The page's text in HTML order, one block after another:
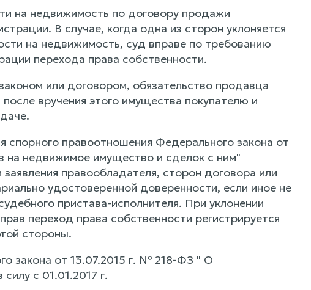
на недвижимость по договору продажи
В случае, когда одна из сторон уклоняется
на недвижимость, суд вправе по требованию
перехода права собственности.
или договором, обязательство продавца
вручения этого имущества покупателю и
спорного правоотношения Федерального закона от
на недвижимое имущество и сделок с ним"
правообладателя, сторон договора или
удостоверенной доверенности, если иное не
пристава-исполнителя. При уклонении
переход права собственности регистрируется
стороны.
закона от 13.07.2015 г. № 218-ФЗ " О
с 01.01.2017 г.